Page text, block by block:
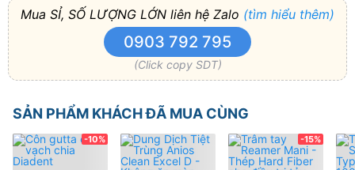
Mua SỈ, SỐ LƯỢNG LỚN liên hệ Zalo (tìm hiểu thêm)
0903 792 795
(Click copy SDT)
SẢN PHẨM KHÁCH ĐÃ MUA CÙNG
-10% -15%